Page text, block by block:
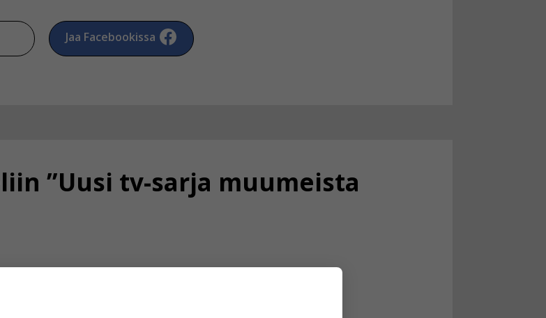
Jaa Facebookissa
”Uusi tv-sarja muumeista